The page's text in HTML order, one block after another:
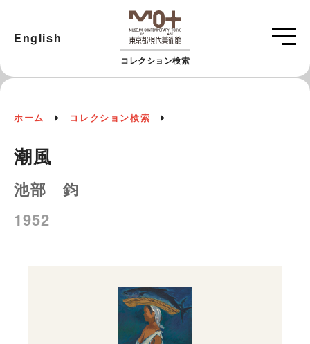
コレクション検索
English
ホーム コレクション検索
潮風
池部 鈞
1952